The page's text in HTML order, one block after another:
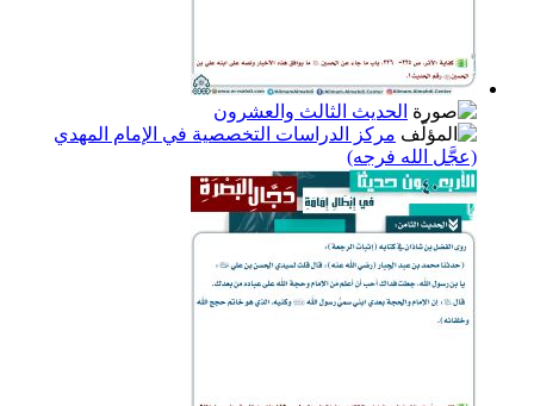
الحديث الثالث والعشرون
مركز الدراسات التخصصية في الإمام المهدي
(عجَّل الله فرجه)